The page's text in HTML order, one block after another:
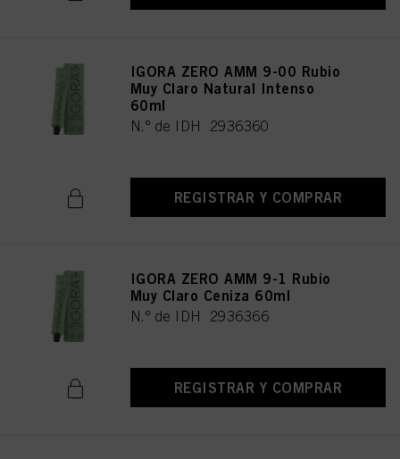
IGORA ZERO AMM 9-00 Rubio
Muy Claro Natural Intenso
60ml
N.º de IDH 2936360
REGISTRAR Y COMPRAR
IGORA ZERO AMM 9-1 Rubio
Muy Claro Ceniza 60ml
N.º de IDH 2936366
REGISTRAR Y COMPRAR